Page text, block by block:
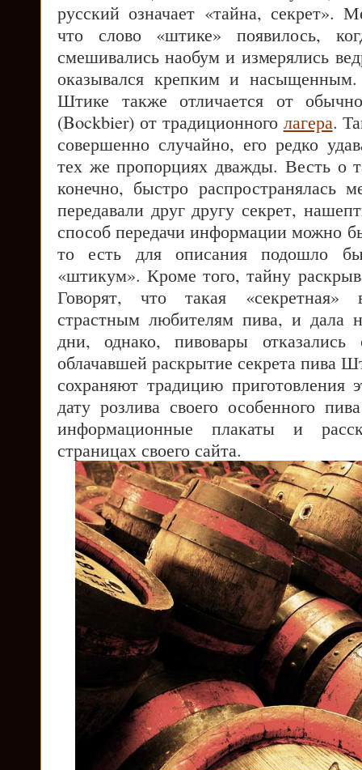
русский означает «тайна, секрет».
что слово «штике» появилось,
смешивались наобум и измерялись
оказывался крепким и
Штике также отличается от
(Bockbier) от традиционного лагера.
совершенно случайно, его редко
тех же пропорциях дважды. Весть о
конечно, быстро распространялась
передавали друг другу секрет,
способ передачи информации можно
то есть для описания подошло
«штикум». Кроме того, тайну
Говорят, что такая «секретная»
страстным любителям пива, и дала
дни, однако, пивовары
облачавшей раскрытие секрета пива
сохраняют традицию приготовления
дату розлива своего особенного
информационные плакаты и
страницах своего сайта.